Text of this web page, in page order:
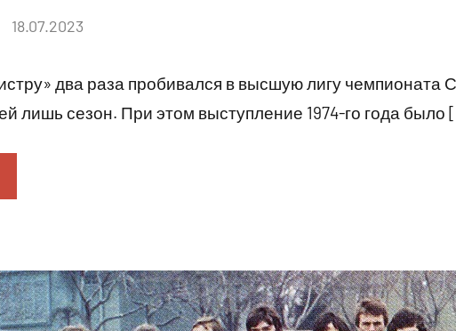
18.07.2023
два раза пробивался в высшую лигу чемпионата
лишь сезон. При этом выступление 1974-го года было